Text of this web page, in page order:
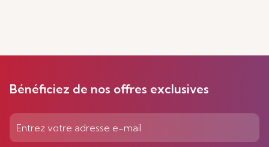
Bénéficiez de nos offres exclusives